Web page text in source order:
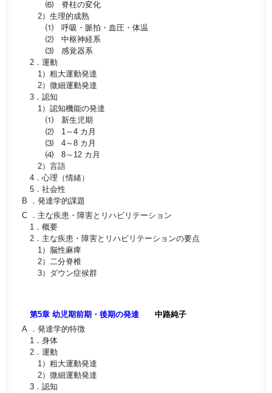
⑹ 脊柱の変化
2）生理的成熟
⑴ 呼吸・脈拍・血圧・体温
⑵ 中枢神経系
⑶ 感覚器系
2．運動
1）粗大運動発達
2）微細運動発達
3．認知
1）認知機能の発達
⑴ 新生児期
⑵ 1～4 カ月
⑶ 4～8 カ月
⑷ 8～12 カ月
2）言語
4．心理（情緒）
5．社会性
B ．発達学的課題
C ．主な疾患・障害とリハビリテーション
1．概要
2．主な疾患・障害とリハビリテーションの要点
1）脳性麻痺
2）二分脊椎
3）ダウン症候群
第5章 幼児期前期・後期の発達
中路純子
A ．発達学的特徴
1．身体
2．運動
1）粗大運動発達
2）微細運動発達
3．認知